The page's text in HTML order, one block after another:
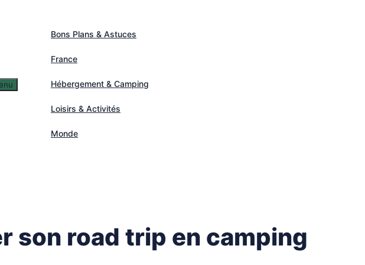
Bons Plans & Astuces
France
Hébergement & Camping
Loisirs & Activités
Monde
son road trip en camping